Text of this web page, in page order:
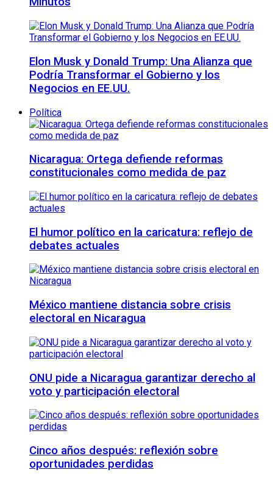
Elon Musk y Donald Trump: Una Alianza que
Podría Transformar el Gobierno y los
Negocios en EE.UU.
Política
Nicaragua: Ortega defiende reformas
constitucionales como medida de paz
El humor político en la caricatura: reflejo de
debates actuales
México mantiene distancia sobre crisis
electoral en Nicaragua
ONU pide a Nicaragua garantizar derecho al
voto y participación electoral
Cinco años después: reflexión sobre
oportunidades perdidas